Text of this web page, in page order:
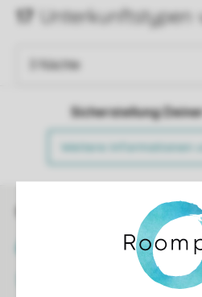
Sicherstellung
Weitere Informationen
Sicher und schnell zur Online-
SSL-Verschlüsselung
Sichere Datenübertragung